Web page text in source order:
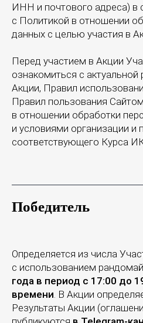
ИНН и почтового адреса) в
с Политикой в отношении
данных с целью участия в
Перед участием в Акции
ознакомиться с
Акции, Правил
Правил пользования
в отношении обработки
и условиями организации и
соответствующего Курса
Победитель
Определяется из числа
с использованием
года в период с 17:00 до
времени. В Акции
Результаты Акции